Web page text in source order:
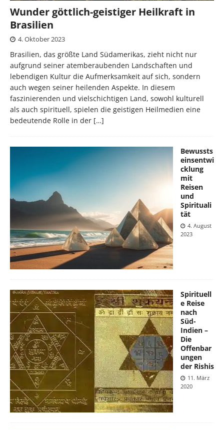
Wunder göttlich-geistiger Heilkraft in
Brasilien
4. Oktober 2023
Brasilien, das größte Land Südamerikas, zieht nicht nur
aufgrund seiner atemberaubenden Landschaften und
lebendigen Kultur die Aufmerksamkeit auf sich, sondern
auch wegen seiner heilenden Aspekte. In diesem
faszinierenden und vielschichtigen Land, sowohl kulturell
als auch spirituell, spielen die geistigen Heilmedien eine
bedeutende Rolle in der […]
Bewussts
einsentwi
cklung
mit
Reisen
und
Spirituali
tät
4. August
2023
Spirituell
e Reise
nach
Süd-
Indien –
Die
Offenbar
ungen
der Rishis
11. März
2020